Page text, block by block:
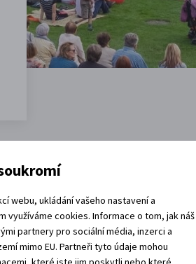
za rohem
webu, ukládání vašeho nastavení a
využíváme cookies. Informace o tom, jak náš
partnery pro sociální média, inzerci a
mimo EU. Partneři tyto údaje mohou